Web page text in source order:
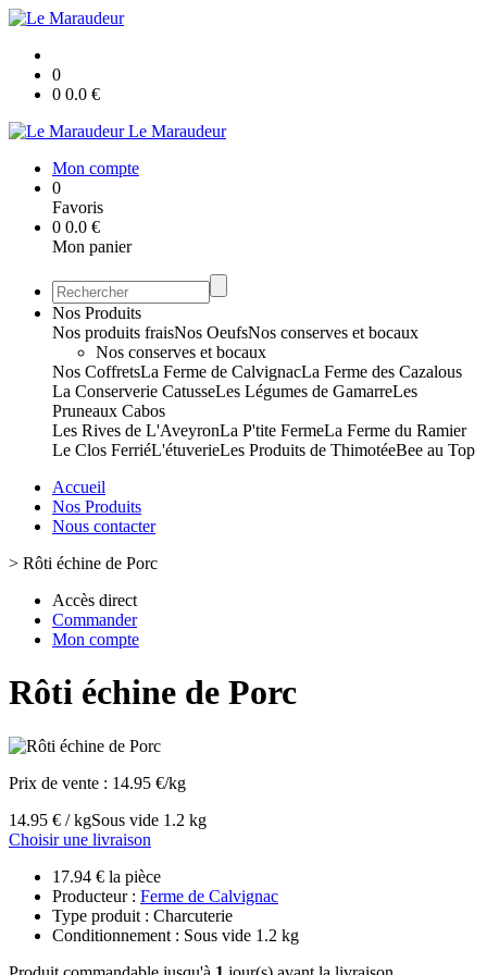
0
0 0.0 €
Le Maraudeur
Mon compte
0
Favoris
0 0.0 €
Mon panier
Nos Produits
Nos produits fraisNos OeufsNos conserves et bocaux
Nos conserves et bocaux
Nos CoffretsLa Ferme de CalvignacLa Ferme des Cazalous
La Conserverie CatusseLes Légumes de GamarreLes
Pruneaux Cabos
Les Rives de L'AveyronLa P'tite FermeLa Ferme du Ramier
Le Clos FerriéL'étuverieLes Produits de ThimotéeBee au Top
Accueil
Nos Produits
Nous contacter
> Rôti échine de Porc
Accès direct
Commander
Mon compte
Rôti échine de Porc
Prix de vente : 14.95 €/kg
14.95 € / kgSous vide 1.2 kg
Choisir une livraison
17.94 € la pièce
Producteur : Ferme de Calvignac
Type produit : Charcuterie
Conditionnement : Sous vide 1.2 kg